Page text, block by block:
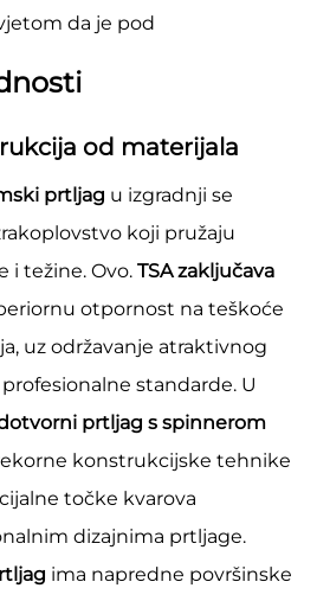
da je pod
od materijala
prtljag u izgradnji se
koji pružaju
i težine. Ovo. TSA zaključava
otpornost na teškoće
uz održavanje atraktivnog
standarde. U
prtljag s spinnerom
konstrukcijske tehnike
točke kvarova
dizajnima prtljage.
ima napredne površinske